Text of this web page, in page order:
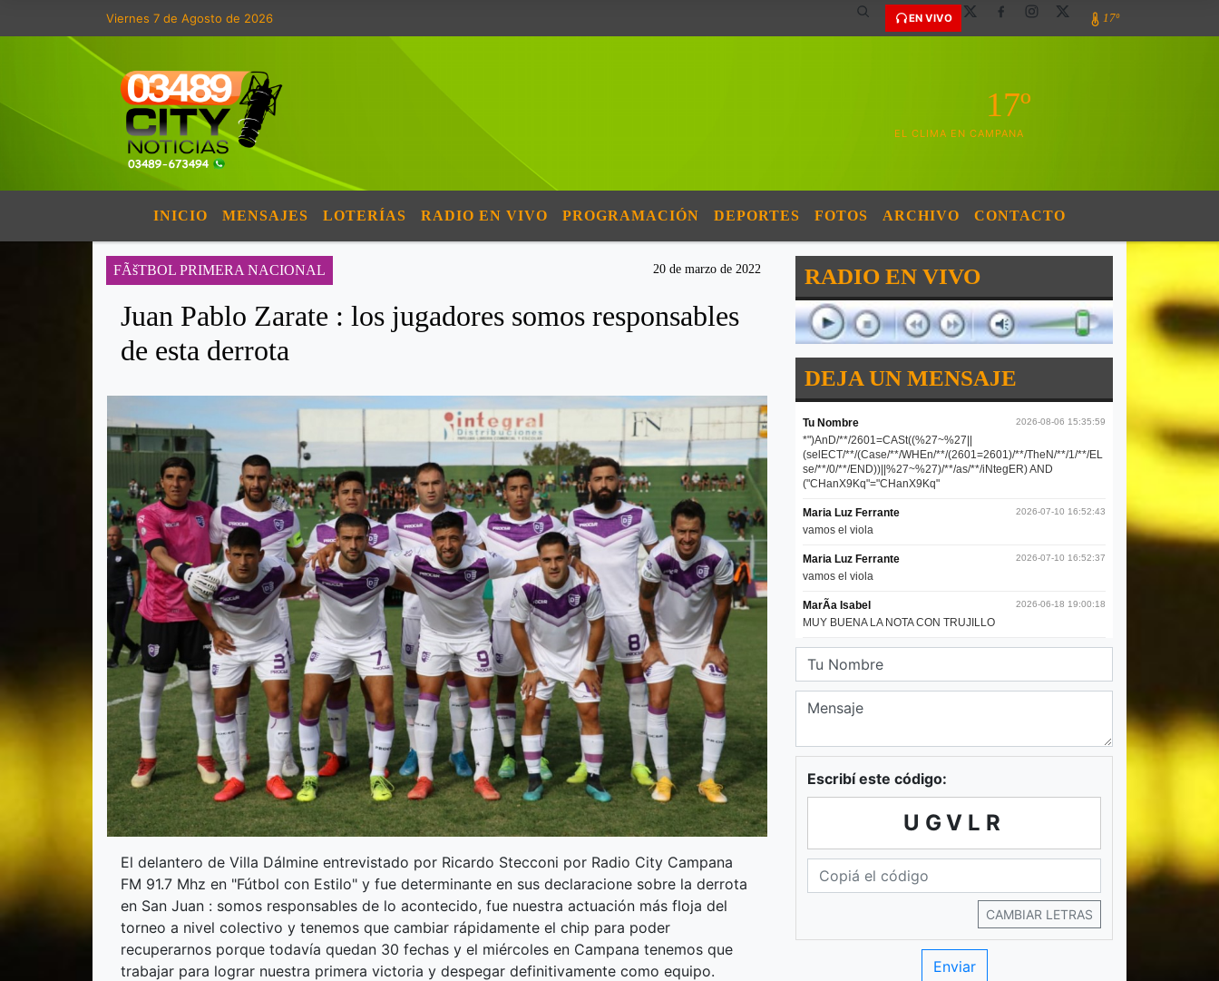
Viernes 7 de Agosto de 2026 EN VIVO 17º
17º
EL CLIMA EN CAMPANA
INICIO MENSAJES LOTERÍAS RADIO EN VIVO PROGRAMACIÓN DEPORTES FOTOS ARCHIVO CONTACTO
FÃšTBOL PRIMERA NACIONAL 20 de marzo de 2022
Juan Pablo Zarate : los jugadores somos responsables
de esta derrota
El delantero de Villa Dálmine entrevistado por Ricardo Stecconi por Radio City Campana
FM 91.7 Mhz en "Fútbol con Estilo" y fue determinante en sus declaracione sobre la derrota
en San Juan : somos responsables de lo acontecido, fue nuestra actuación más floja del
torneo a nivel colectivo y tenemos que cambiar rápidamente el chip para poder
recuperarnos porque todavía quedan 30 fechas y el miércoles en Campana tenemos que
trabajar para lograr nuestra primera victoria y despegar definitivamente como equipo.
RADIO EN VIVO
DEJA UN MENSAJE
Escribí este código:
UGVLR
CAMBIAR LETRAS